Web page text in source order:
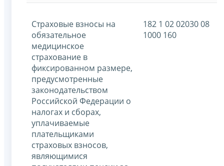
Страховые взносы на
обязательное
медицинское
страхование в
фиксированном размере,
предусмотренные
законодательством
Российской Федерации о
налогах и сборах,
уплачиваемые
плательщиками
страховых взносов,
являющимися
182 1 02 02030 08
1000 160